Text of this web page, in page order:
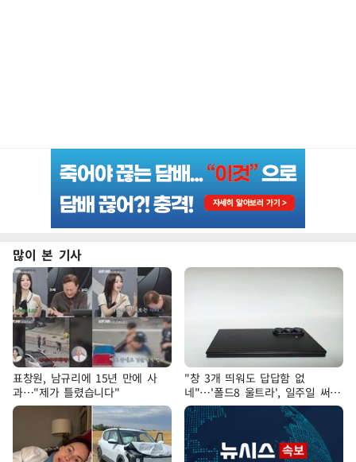
많이 본 기사
표창원, 남규리에 15년 만에 사
과…"제가 틀렸습니다"
"창 3개 띄워도 답답함 없
네"…'폴드8 울트라', 일주일 써보
니